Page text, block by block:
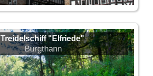
Treidelschiff "Elfriede"
Burgthann